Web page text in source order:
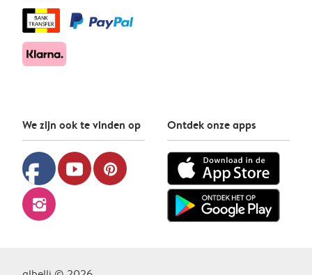
We zijn ook te vinden op
facebook youtube pinterest
instagram
Ontdek onze apps